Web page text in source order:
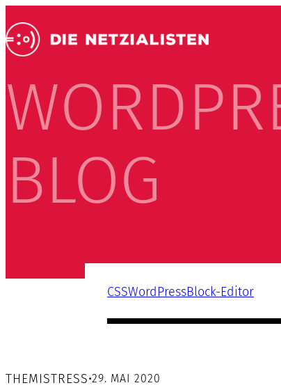
BLOG
CSSWordPressBlock-Editor
THEMISTRESS•29. MAI 2020